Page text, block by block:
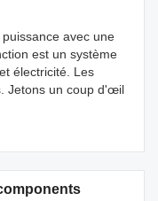
avec une
est un système
électricité. Les
Jetons un coup d'œil